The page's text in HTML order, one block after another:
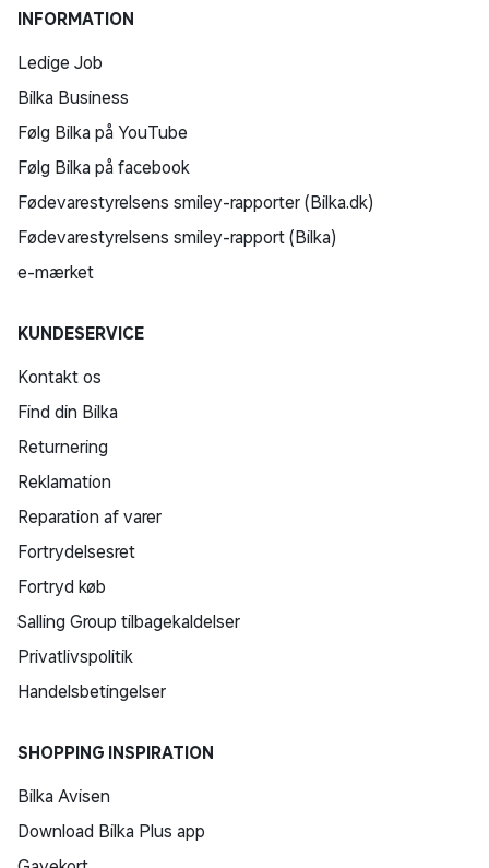
INFORMATION
Ledige Job
Bilka Business
Følg Bilka på YouTube
Følg Bilka på facebook
Fødevarestyrelsens smiley-rapporter (Bilka.dk)
Fødevarestyrelsens smiley-rapport (Bilka)
e-mærket
KUNDESERVICE
Kontakt os
Find din Bilka
Returnering
Reklamation
Reparation af varer
Fortrydelsesret
Fortryd køb
Salling Group tilbagekaldelser
Privatlivspolitik
Handelsbetingelser
SHOPPING INSPIRATION
Bilka Avisen
Download Bilka Plus app